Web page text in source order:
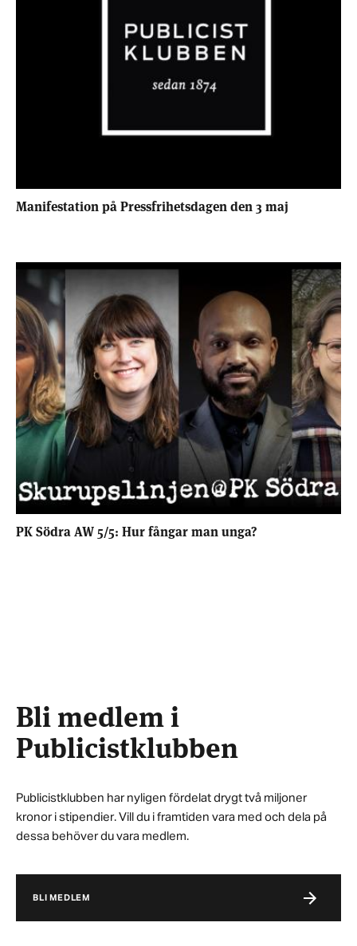
Manifestation på Pressfrihetsdagen den 3 maj
PK Södra AW 5/5: Hur fångar man unga?
Bli medlem i
Publicistklubben
Publicistklubben har nyligen fördelat drygt två miljoner
kronor i stipendier. Vill du i framtiden vara med och dela på
dessa behöver du vara medlem.
BLI MEDLEM